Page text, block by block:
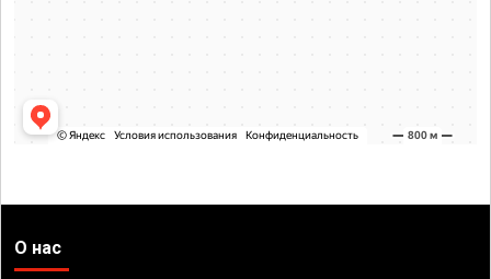
О нас